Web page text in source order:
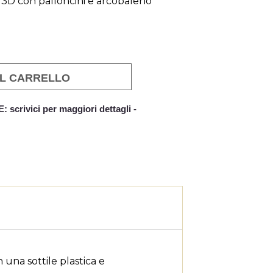
×
×
CARRELLO
scrivici per maggiori dettagli -
una sottile plastica e